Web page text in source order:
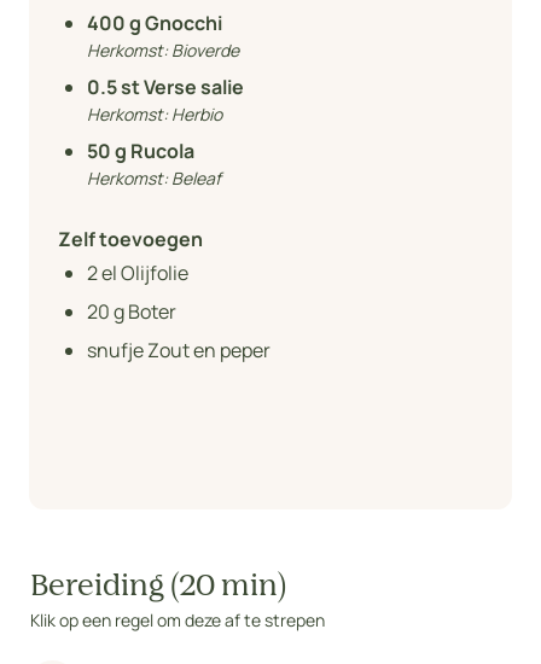
400g Gnocchi
Herkomst:Bioverde
0.5st Verse salie
Herkomst:Herbio
50g Rucola
Herkomst:Beleaf
Zelf toevoegen
2el Olijfolie
20g Boter
snufje Zout en peper
Bereiding (20 min)
Klik op een regel om deze af te strepen